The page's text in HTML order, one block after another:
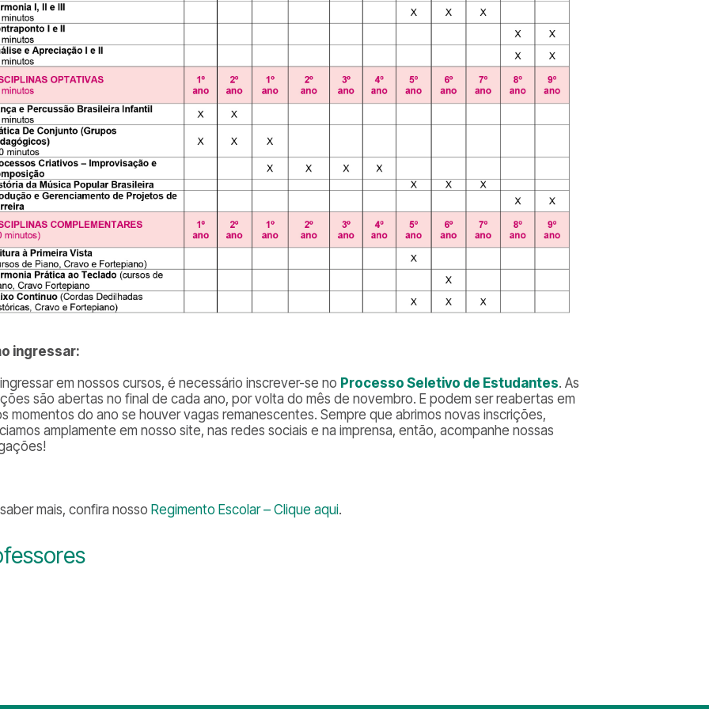
ingressar:
em nossos cursos, é necessário inscrever-se no Processo Seletivo de Estudantes. As
são abertas no final de cada ano, por volta do mês de novembro. E podem ser reabertas em
momentos do ano se houver vagas remanescentes. Sempre que abrimos novas inscrições,
amplamente em nosso site, nas redes sociais e na imprensa, então, acompanhe nossas
mais, confira nossoRegimento Escolar – Clique aqui.